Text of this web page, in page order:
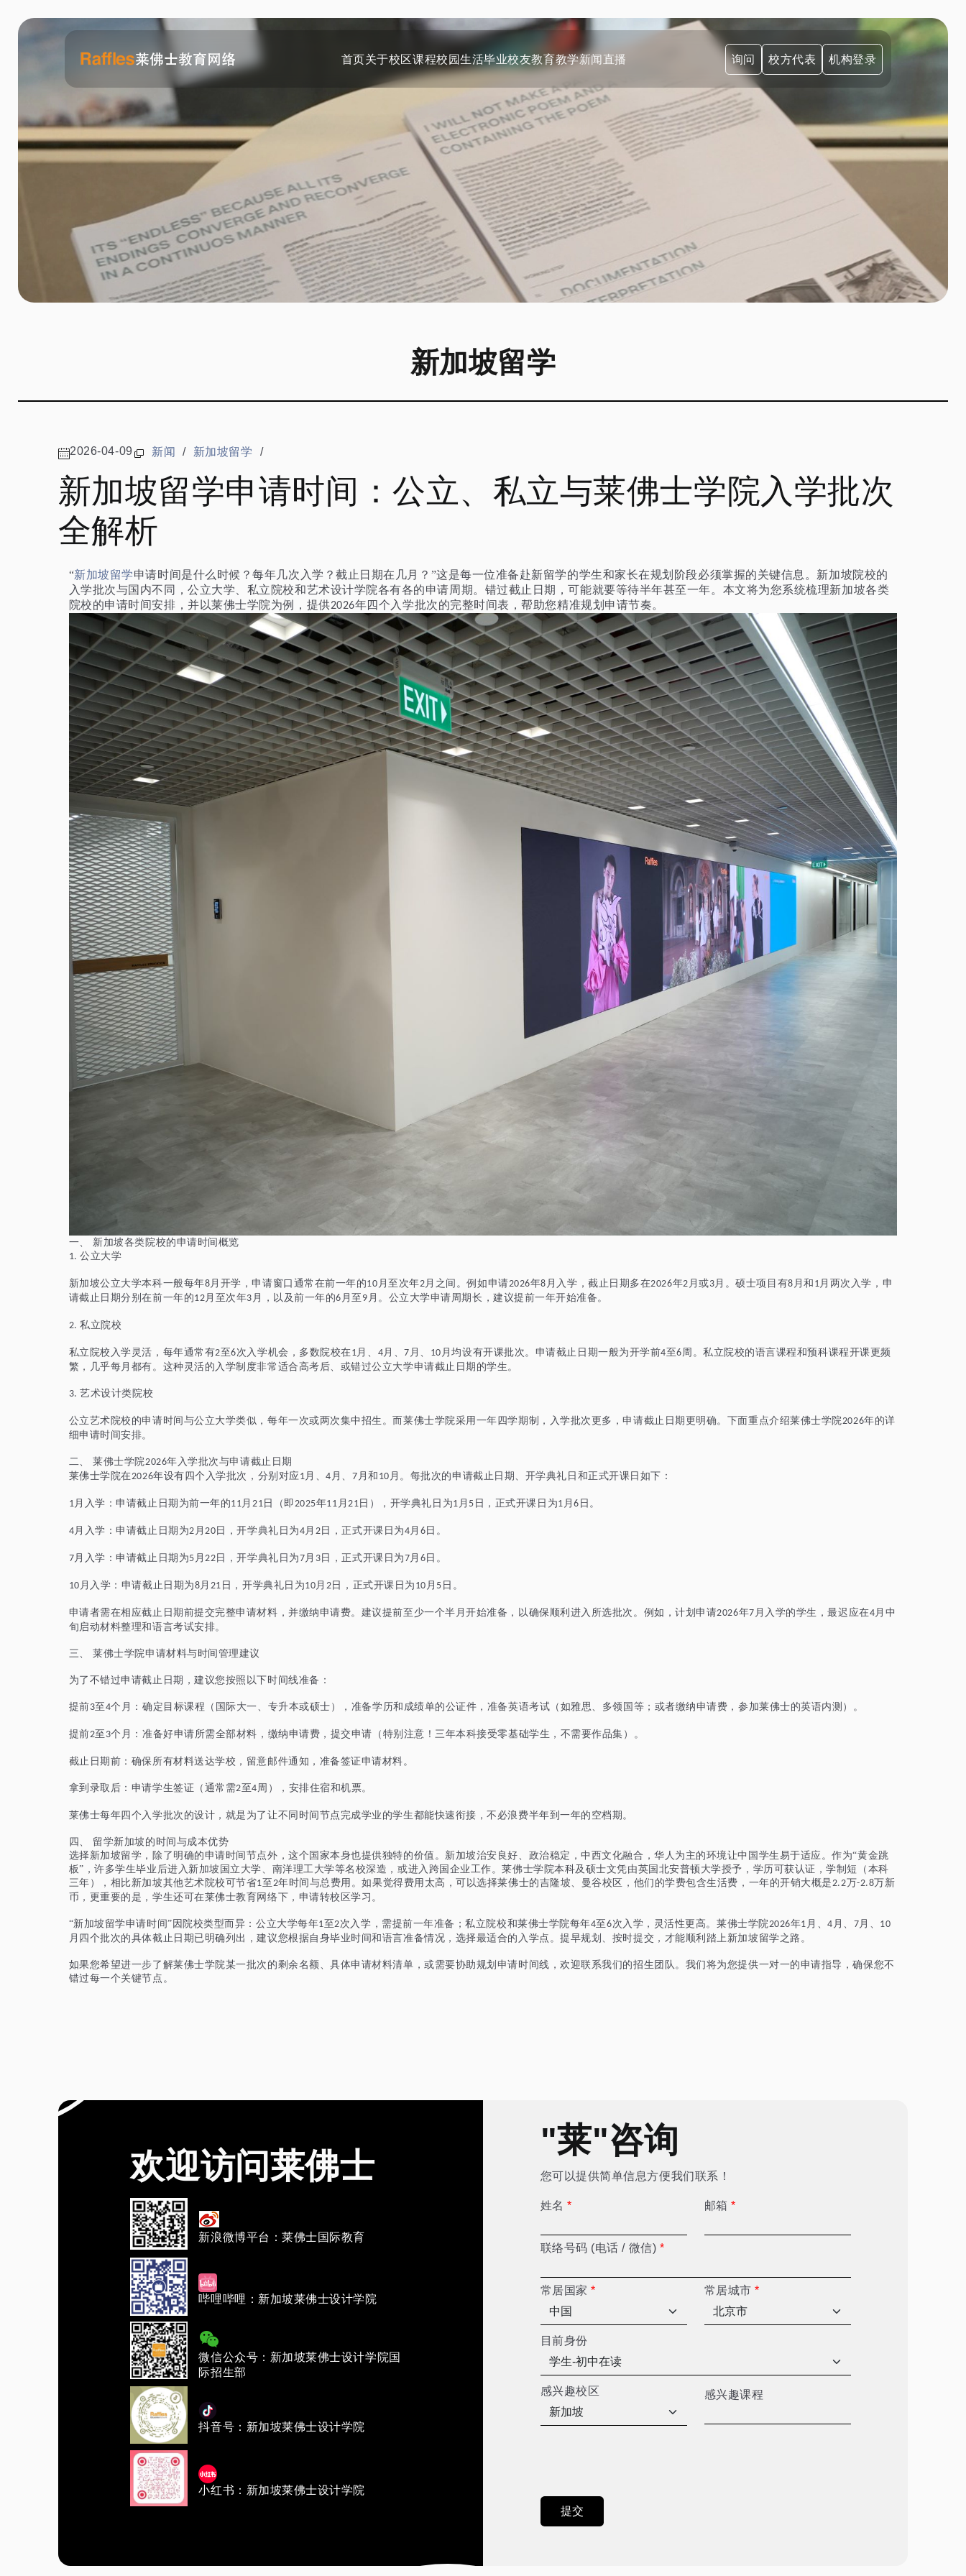
首页关于校区课程校园生活毕业校友教育教学新闻直播 询问 校方代表 机构登录
新加坡留学
2026-04-09 新闻 / 新加坡留学 /
新加坡留学申请时间：公立、私立与莱佛士学院入学批次
全解析
“新加坡留学申请时间是什么时候？每年几次入学？截止日期在几月？”这是每一位准备赴新留学的学生和家长在规划阶段必须掌握的关键信息。新加坡院校的
入学批次与国内不同，公立大学、私立院校和艺术设计学院各有各的申请周期。错过截止日期，可能就要等待半年甚至一年。本文将为您系统梳理新加坡各类
院校的申请时间安排，并以莱佛士学院为例，提供2026年四个入学批次的完整时间表，帮助您精准规划申请节奏。
一、
新加坡各类院校的申请时间概览
1.公立大学
新加坡公立大学本科一般每年8 月开学，申请窗口通常在前一年的10 月至次年2 月之间。例如申请2026年8 月入学，截止日期多在2026年2 月或3 月。硕士项目有8 月和 1 月两次入学，申
请截止日期分别在前一年的12 月至次年3 月，以及前一年的6 月至 9 月。公立大学申请周期长，建议提前一年开始准备。
2.私立院校
私立院校入学灵活，每年通常有2至6次入学机会，多数院校在1 月、 4 月、7 月、 10 月均设有开课批次。申请截止日期一般为开学前4至6 周。私立院校的语言课程和预科课程开课更频
繁，几乎每月都有。这种灵活的入学制度非常适合高考后、或错过公立大学申请截止日期的学生。
3. 艺术设计类院校
公立艺术院校的申请时间与公立大学类似，每年一次或两次集中招生。而莱佛士学院采用一年四学期制，入学批次更多，申请截止日期更明确。下面重点介绍莱佛士学院2026年的详
细申请时间安排。
二、 莱佛士学院2026年入学批次与申请截止日期
莱佛士学院在2026年设有四个入学批次，分别对应 1 月、4 月、 7 月和 10 月。每批次的申请截止日期、开学典礼日和正式开课日如下：
1 月入学：申请截止日期为前一年的11 月 21 日（即2025年11 月 21 日），开学典礼日为1 月 5 日，正式开课日为1 月6 日。
4 月入学：申请截止日期为2 月 20 日，开学典礼日为4 月 2 日，正式开课日为4 月 6 日。
7 月入学：申请截止日期为5 月 22 日，开学典礼日为7 月 3 日，正式开课日为7 月 6 日。
10 月入学：申请截止日期为8 月 21 日，开学典礼日为10 月 2 日，正式开课日为 10 月 5 日。
申请者需在相应截止日期前提交完整申请材料，并缴纳申请费。建议提前至少一个半月开始准备，以确保顺利进入所选批次。例如，计划申请2026年7 月入学的学生，最迟应在4 月中
旬启动材料整理和语言考试安排。
三、 莱佛士学院申请材料与时间管理建议
为了不错过申请截止日期，建议您按照以下时间线准备：
提前3至 4个月：确定目标课程（国际大一、专升本或硕士），准备学历和成绩单的公证件，准备英语考试（如雅思、多领国等；或者缴纳申请费，参加莱佛士的英语内测）。
提前2至 3个月：准备好申请所需全部材料，缴纳申请费，提交申请（特别注意！三年本科接受零基础学生，不需要作品集）。
截止日期前：确保所有材料送达学校，留意邮件通知，准备签证申请材料。
拿到录取后：申请学生签证（通常需2至4 周），安排住宿和机票。
莱佛士每年四个入学批次的设计，就是为了让不同时间节点完成学业的学生都能快速衔接，不必浪费半年到一年的空档期。
四、
留学新加坡的时间与成本优势
选择新加坡留学，除了明确的申请时间节点外，这个国家本身也提供独特的价值。新加坡治安良好、政治稳定，中西文化融合，华人为主的环境让中国学生易于适应。作为“黄金跳
板”，许多学生毕业后进入新加坡国立大学、南洋理工大学等名校深造，或进入跨国企业工作。莱佛士学院本科及硕士文凭由英国北安普顿大学授予，学历可获认证，学制短（本科
三年），相比新加坡其他艺术院校可节省1至 2年时间与总费用。如果觉得费用太高，可以选择莱佛士的吉隆坡、曼谷校区，他们的学费包含生活费，一年的开销大概是2.2万-2.8万新
币 ， 更重要的是，学生还可在莱佛士教育网络下，申请转校区学习。
“新加坡留学申请时间”因院校类型而异：公立大学每年1至2次入学，需提前一年准备；私立院校和莱佛士学院每年4至6次入学，灵活性更高。莱佛士学院2026年1 月、4 月、 7 月、 10
月四个批次的具体截止日期已明确列出，建议您根据自身毕业时间和语言准备情况，选择最适合的入学点。提早规划、按时提交，才能顺利踏上新加坡留学之路。
如果您希望进一步了解莱佛士学院某一批次的剩余名额、具体申请材料清单，或需要协助规划申请时间线，欢迎联系我们的招生团队。我们将为您提供一对一的申请指导，确保您不
错过每一个关键节点。
欢迎访问莱佛士
新浪微博平台：莱佛士国际教育
哔哩哔哩：新加坡莱佛士设计学院
微信公众号：新加坡莱佛士设计学院国
际招生部
抖音号：新加坡莱佛士设计学院
小红书：新加坡莱佛士设计学院
"莱"咨询
您可以提供简单信息方便我们联系！
姓名* 邮箱*
联络号码 (电话 / 微信) *
常居国家* 常居城市*
目前身份
感兴趣校区 感兴趣课程